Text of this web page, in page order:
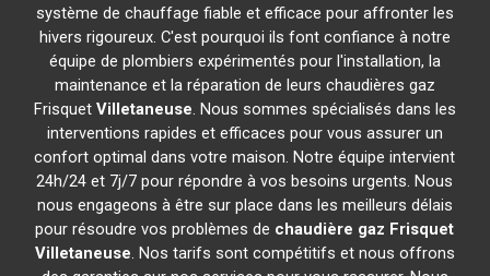
système de chauffage fiable et efficace pour affronter les
hivers rigoureux. C'est pourquoi ils font confiance à notre
équipe de plombiers expérimentés pour l'installation, la
maintenance et la réparation de leurs chaudières gaz
Frisquet Villetaneuse. Nous sommes spécialisés dans les
interventions rapides et efficaces pour vous assurer un
confort optimal dans votre maison. Notre équipe intervient
24h/24 et 7j/7 pour répondre à vos besoins urgents. Nous
nous engageons à être sur place dans les meilleurs délais
pour résoudre vos problèmes de chaudière gaz Frisquet
Villetaneuse. Nos tarifs sont compétitifs et nous offrons